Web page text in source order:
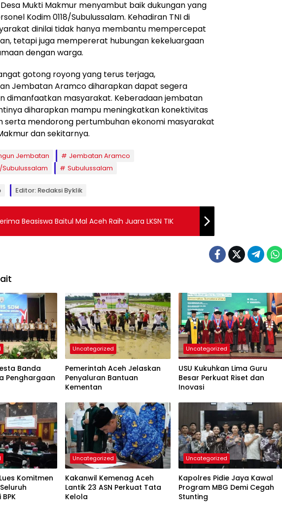
Mukti Makmur menyambut baik dukungan yang
Kodim 0118/Subulussalam. Kehadiran TNI di
dinilai tidak hanya membantu mempercepat
tetapi juga mempererat hubungan kekeluargaan
dengan warga.
gotong royong yang terus terjaga,
Jembatan Aramco diharapkan dapat segera
dimanfaatkan masyarakat. Keberadaan jembatan
diharapkan mampu meningkatkan konektivitas
serta mendorong pertumbuhan ekonomi masyarakat
dan sekitarnya.
Jembatan
Jembatan Aramco
Subulussalam
Subulussalam
Editor: Redaksi Byklik
Beasiswa Baitul Mal Aceh Raih Juara LKSN TIK
Banda
Penghargaan
Uncategorized
Pemerintah Aceh Jelaskan
Penyaluran Bantuan
Kementan
Uncategorized
USU Kukuhkan Lima Guru
Besar Perkuat Riset dan
Inovasi
Komitmen
Uncategorized
Kakanwil Kemenag Aceh
Lantik 23 ASN Perkuat Tata
Kelola
Uncategorized
Kapolres Pidie Jaya Kawal
Program MBG Demi Cegah
Stunting